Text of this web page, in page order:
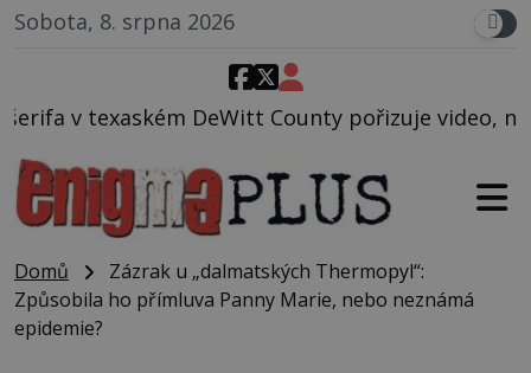
Sobota, 8. srpna 2026
County pořizuje video, na kterém před jeho
Domů
Zázrak u „dalmatských Thermopyl“:
Způsobila ho přímluva Panny Marie, nebo neznámá
epidemie?